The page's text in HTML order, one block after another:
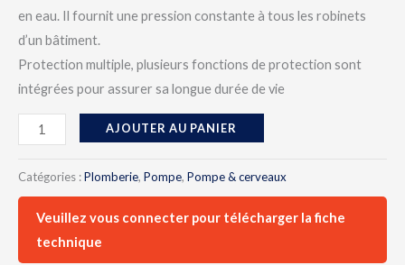
en eau. Il fournit une pression constante à tous les robinets
d’un bâtiment.
Protection multiple, plusieurs fonctions de protection sont
intégrées pour assurer sa longue durée de vie
AJOUTER AU PANIER
Catégories :Plomberie, Pompe, Pompe & cerveaux
Veuillez vous connecter pour télécharger la fiche
technique